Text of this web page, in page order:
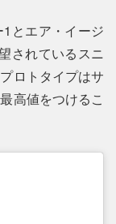
とエア・イージ
されているスニ
ロトタイプはサ
高値をつけるこ